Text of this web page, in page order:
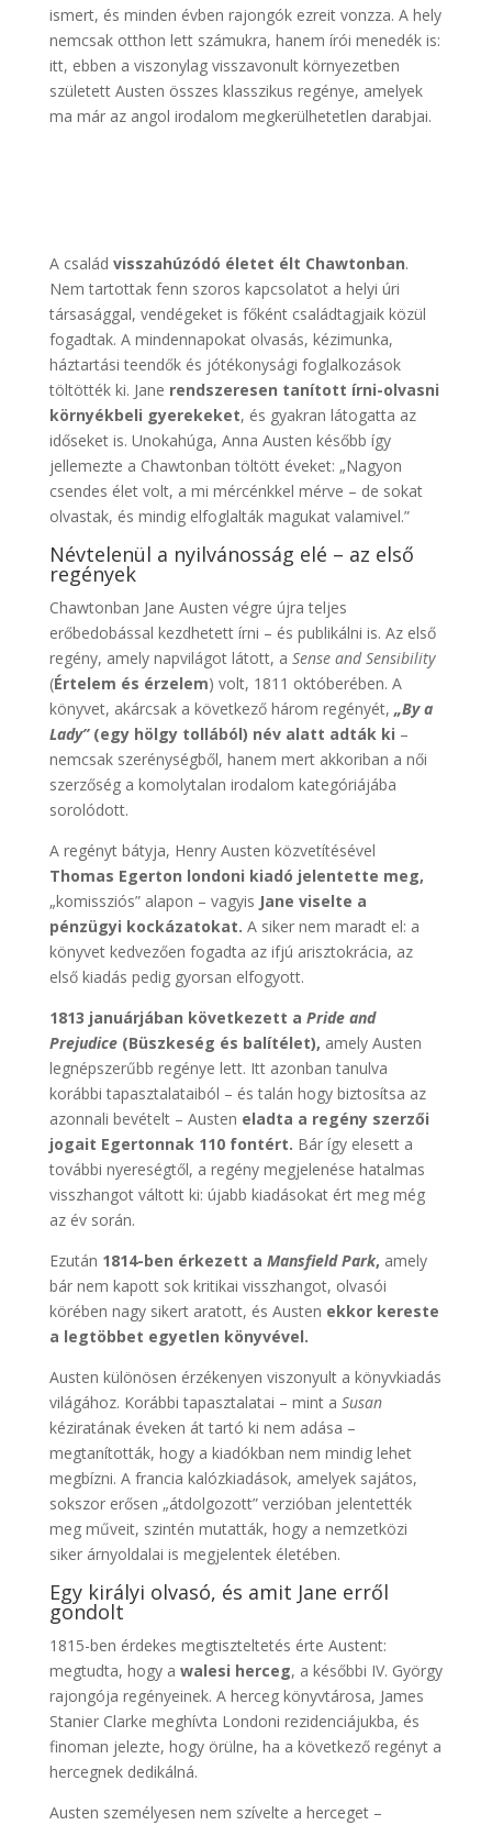
ismert, és minden évben rajongók ezreit vonzza. A hely
nemcsak otthon lett számukra, hanem írói menedék is:
itt, ebben a viszonylag visszavonult környezetben
született Austen összes klasszikus regénye, amelyek
ma már az angol irodalom megkerülhetetlen darabjai.
A család visszahúzódó életet élt Chawtonban.
Nem tartottak fenn szoros kapcsolatot a helyi úri
társasággal, vendégeket is főként családtagjaik közül
fogadtak. A mindennapokat olvasás, kézimunka,
háztartási teendők és jótékonysági foglalkozások
töltötték ki. Jane rendszeresen tanított írni-olvasni
környékbeli gyerekeket, és gyakran látogatta az
időseket is. Unokahúga, Anna Austen később így
jellemezte a Chawtonban töltött éveket: „Nagyon
csendes élet volt, a mi mércénkkel mérve – de sokat
olvastak, és mindig elfoglalták magukat valamivel.”
Névtelenül a nyilvánosság elé – az első
regények
Chawtonban Jane Austen végre újra teljes
erőbedobással kezdhetett írni – és publikálni is. Az első
regény, amely napvilágot látott, a Sense and Sensibility
(Értelem és érzelem) volt, 1811 októberében. A
könyvet, akárcsak a következő három regényét, „By a
Lady”(egy hölgy tollából) név alatt adták ki –
nemcsak szerénységből, hanem mert akkoriban a női
szerzőség a komolytalan irodalom kategóriájába
sorolódott.
A regényt bátyja, Henry Austen közvetítésével
Thomas Egerton londoni kiadó jelentette meg,
„komissziós” alapon – vagyis Jane viselte a
pénzügyi kockázatokat. A siker nem maradt el: a
könyvet kedvezően fogadta az ifjú arisztokrácia, az
első kiadás pedig gyorsan elfogyott.
1813 januárjában következett a Pride and
Prejudice(Büszkeség és balítélet), amely Austen
legnépszerűbb regénye lett. Itt azonban tanulva
korábbi tapasztalataiból – és talán hogy biztosítsa az
azonnali bevételt – Austen eladta a regény szerzői
jogait Egertonnak 110 fontért. Bár így elesett a
további nyereségtől, a regény megjelenése hatalmas
visszhangot váltott ki: újabb kiadásokat ért meg még
az év során.
Ezután 1814-ben érkezett a Mansfield Park, amely
bár nem kapott sok kritikai visszhangot, olvasói
körében nagy sikert aratott, és Austen ekkor kereste
a legtöbbet egyetlen könyvével.
Austen különösen érzékenyen viszonyult a könyvkiadás
világához. Korábbi tapasztalatai – mint a Susan
kéziratának éveken át tartó ki nem adása –
megtanították, hogy a kiadókban nem mindig lehet
megbízni. A francia kalózkiadások, amelyek sajátos,
sokszor erősen „átdolgozott” verzióban jelentették
meg műveit, szintén mutatták, hogy a nemzetközi
siker árnyoldalai is megjelentek életében.
Egy királyi olvasó, és amit Jane erről
gondolt
1815-ben érdekes megtiszteltetés érte Austent:
megtudta, hogy a walesi herceg, a későbbi IV. György
rajongója regényeinek. A herceg könyvtárosa, James
Stanier Clarke meghívta Londoni rezidenciájukba, és
finoman jelezte, hogy örülne, ha a következő regényt a
hercegnek dedikálná.
Austen személyesen nem szívelte a herceget –